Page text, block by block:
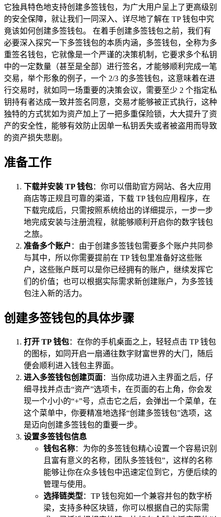
它独具特色地支持创建多签钱包，为广大用户呈上了更高级别
的安全保障，就让我们一同深入、详尽地了解在 TP 钱包中究
竟该如何创建多签钱包。 在着手创建多签钱包之前，我们有
必要深入探究一下多签钱包的本质内涵，多签钱包，全称为多
重签名钱包，它就像是一个严谨的决策机制，它要求多个私钥
中的一定数量（甚至是全部）进行签名，才能够顺利完成一笔
交易，举个形象的例子，一个 2/3 的多签钱包，这意味着在进
行交易时，就如同一场重要的决策会议，需要至少 2 个指定私
钥持有者达成一致并签名同意，交易才能够被正式执行，这种
独特的方式犹如为资产加上了一把多重保险锁，大大提升了资
产的安全性，能够有效防止因单一私钥丢失或者被盗用而导致
的资产损失悲剧。
准备工作
下载并安装 TP 钱包：你可以借助官方网站、各大应用
商店等正规且可靠的渠道，下载 TP 钱包应用程序，在
下载完成后，只需按照系统给出的详细提示，一步一步
地完成安装与注册流程，就能够顺利开启你的数字钱包
之旅。
准备多个账户 ：由于创建多签钱包需要多个账户共同参
与其中，所以你需要提前在 TP 钱包里准备好这些账
户，这些账户既可以是你已经拥有的账户，继续发挥它
们的价值；也可以根据实际需求新创建账户，为多签钱
包注入新的活力。
创建多签钱包的具体步骤
打开 TP 钱包：在你的手机桌面之上，轻轻点击 TP 钱包
的图标，如同开启一扇通往数字财富世界的大门，随后
便会顺利进入钱包主界面。
进入多签钱包创建页面：当你成功进入主界面之后，仔
细寻找并点击“资产”选项卡，在页面的右上角，你会发
现一个小小的“+”号，点击它之后，会弹出一个菜单，在
这个菜单中，你要精准地选择“创建多签钱包”选项，这
是迈向创建多签钱包的重要一步。
设置多签钱包信息
钱包名称：为你的多签钱包精心设置一个容易识别
且富有意义的名称，团队多签钱包”，这样的名称
能够让你在众多钱包中迅速定位到它，方便后续的
管理与使用。
选择链类型：TP 钱包宛如一个兼容并包的数字桥
梁，支持多种区块链，你可以根据自己的实际需